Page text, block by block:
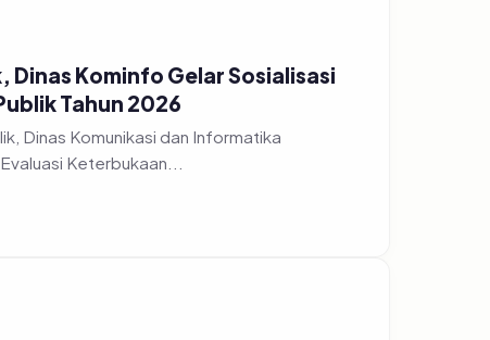
Kominfo Gelar Sosialisasi
Tahun 2026
Dinas Komunikasi dan Informatika
Keterbukaan...